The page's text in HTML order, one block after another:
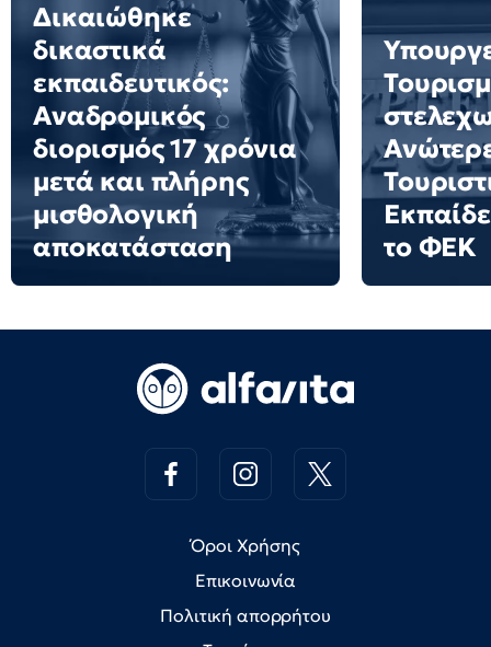
Δικαιώθηκε
δικαστικά
εκπαιδευτικός:
Αναδρομικός
διορισμός 17 χρόνια
μετά και πλήρης
μισθολογική
αποκατάσταση
το ΦΕΚ
Όροι Χρήσης
Επικοινωνία
Πολιτική απορρήτου